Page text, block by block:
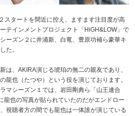
スタートを間近に控え、ますます注目度が高
テインメントプロジェクト「HiGH&LOW」で
ーズン２に井浦新、白竜、豊原功補ら豪華キ
た。
は、AKIRA演じる琥珀の無二の親友であり、
龍也（たつや）という役を演じております。
マシーズン１では、岩田剛典ら「山王連合
龍也の写真が貼られていたのだがエンドロー
視聴者方の間でも龍也は一体誰が演じている